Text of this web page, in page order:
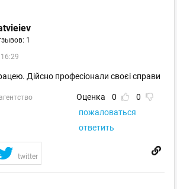
1
Дійсно професіонали своєі справи
Оценка 0
0
пожаловаться
ответить
twitter